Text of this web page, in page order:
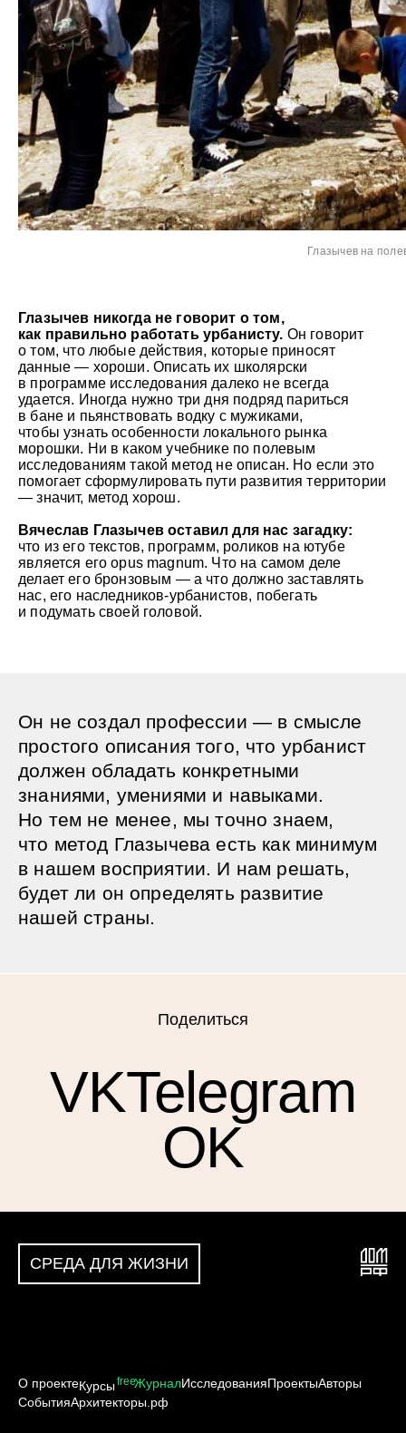
Глазычев на
Глазычев никогда не говорит о том,
как правильно работать урбанисту. Он говорит
о том, что любые действия, которые приносят
данные — хороши. Описать их школярски
в программе исследования далеко не всегда
удается. Иногда нужно три дня подряд париться
в бане и пьянствовать водку с мужиками,
чтобы узнать особенности локального рынка
морошки. Ни в каком учебнике по полевым
исследованиям такой метод не описан. Но если это
помогает сформулировать пути развития территории
— значит, метод хорош.
Вячеслав Глазычев оставил для нас загадку:
что из его текстов, программ, роликов на ютубе
является его opus magnum. Что на самом деле
делает его бронзовым — а что должно заставлять
нас, его наследников-урбанистов, побегать
и подумать своей головой.
Он не создал профессии — в смысле
простого описания того, что урбанист
должен обладать конкретными
знаниями, умениями и навыками.
Но тем не менее, мы точно знаем,
что метод Глазычева есть как минимум
в нашем восприятии. И нам решать,
будет ли он определять развитие
нашей страны.
Поделиться
VKTelegram
OK
СРЕДА ДЛЯ ЖИЗНИ
О проектеКурсыfreeЖурналИсследованияПроектыАвторы
СобытияАрхитекторы.рф